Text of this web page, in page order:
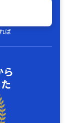
ば
ら